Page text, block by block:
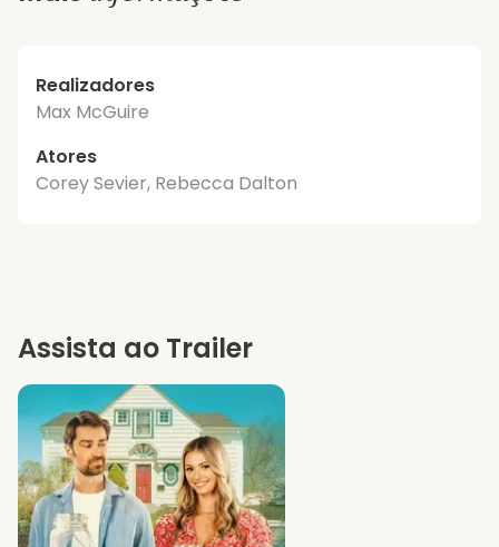
Realizadores
Max McGuire
Atores
Corey Sevier, Rebecca Dalton
Assista ao Trailer